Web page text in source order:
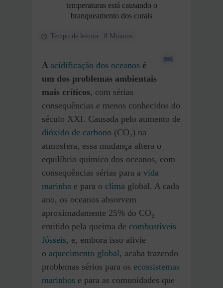
temperaturas está causando o
branqueamento dos corais
Tempo de leitura : 8 Minutos
A acidificação dos oceanos é
um dos problemas ambientais
mais críticos, com sérias
consequências e menos conhecidos do
século XXI. Causada pelo aumento de
dióxido de carbono (CO₂) na
atmosfera, essa mudança altera o
equilíbrio químico dos oceanos, com
consequências sérias para a vida
marinha e para o clima global. A cada
ano, os oceanos absorvem
aproximadamente 25% do CO₂
emitido pela queima de combustíveis
fósseis, e, embora isso alivie
o aquecimento global, acaba trazendo
problemas sérios para os ecossistemas
marinhos e para as comunidades que